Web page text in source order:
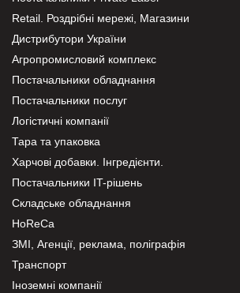
Retail. Роздрібні мережі, Магазини
Дистрибутори України
Агропромисловий комплекс
Постачальники обладнання
Постачальники послуг
Логістичні компанії
Тара та упаковка
Харчові добавки. Інгредієнти.
Постачальники IT-рішень
Складське обладнання
HoReCa
ЗМІ, Агенції, реклама, поліграфія
Транспорт
Іноземні компанії